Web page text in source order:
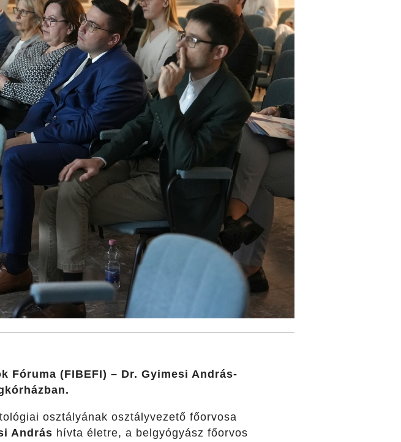
Fóruma (FIBEFI) – Dr. Gyimesi András-
osztályának osztályvezető főorvosa
András hívta életre, a belgyógyász főorvos